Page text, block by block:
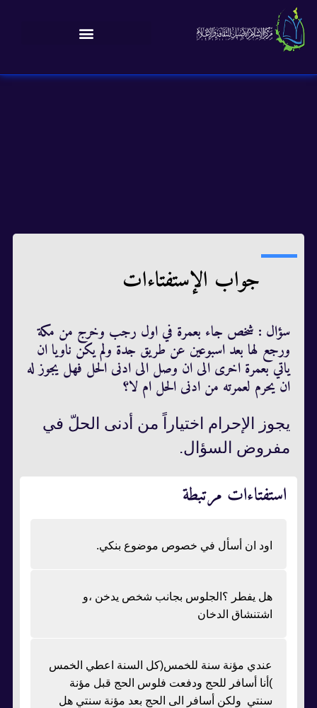
جواب الإستفتاءات
سؤال : شخص جاء بعمرة في اول رجب وخرج من مكة
ورجع لها بعد اسبوعين عن طريق جدة ولم يكن ناويا ان
ياتي بعمرة اخرى الى ان وصل الى ادنى الحل فهل يجوز له
ان يحرم لعمرته من ادنى الحل ام لا؟
يجوز الإحرام اختياراً من أدنى الحلّ في
مفروض السؤال.
استفتاءات مرتبطة
اود ان أسأل في خصوص موضوع بنكي.
هل يفطر ؟الجلوس بجانب شخص يدخن ،و
اشتنشاق الدخان
عندي مؤنة سنة للخمس(كل السنة اعطي الخمس
)أنا أسافر للحج ودفعت فلوس الحج قبل مؤنة
سنتي ولكن أسافر الى الحج بعد مؤنة سنتي هل